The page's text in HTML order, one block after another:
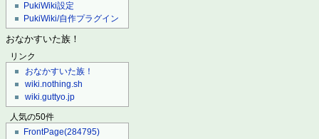
PukiWiki設定
PukiWiki/自作プラグイン
おなかすいた族！
リンク
おなかすいた族！
wiki.nothing.sh
wiki.guttyo.jp
人気の50件
FrontPage(284795)